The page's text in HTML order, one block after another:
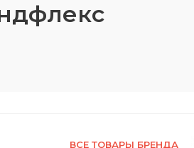
ВСЕ ТОВАРЫ БРЕНДА